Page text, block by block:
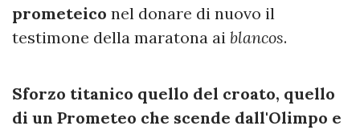
prometeico nel donare di nuovo il
testimone della maratona ai blancos.
Sforzo titanico quello del croato, quello
di un Prometeo che scende dall'Olimpo e